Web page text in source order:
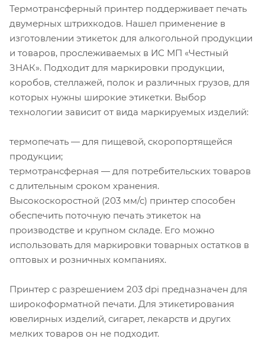
Термотрансферный принтер поддерживает печать
двумерных штрихкодов. Нашел применение в
изготовлении этикеток для алкогольной продукции
и товаров, прослеживаемых в ИС МП «Честный
ЗНАК». Подходит для маркировки продукции,
коробов, стеллажей, полок и различных грузов, для
которых нужны широкие этикетки. Выбор
технологии зависит от вида маркируемых изделий:
термопечать — для пищевой, скоропортящейся
продукции;
термотрансферная — для потребительских товаров
с длительным сроком хранения.
Высокоскоростной (203 мм/с) принтер способен
обеспечить поточную печать этикеток на
производстве и крупном складе. Его можно
использовать для маркировки товарных остатков в
оптовых и розничных компаниях.
Принтер с разрешением 203 dpi предназначен для
широкоформатной печати. Для этикетирования
ювелирных изделий, сигарет, лекарств и других
мелких товаров он не подходит.